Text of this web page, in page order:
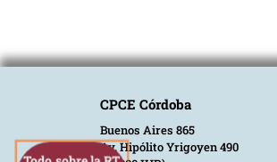
CPCE Córdoba
Buenos Aires 865
Av. Hipólito Yrigoyen 490